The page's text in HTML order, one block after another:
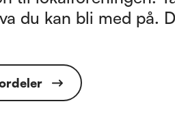
du kan bli med på.